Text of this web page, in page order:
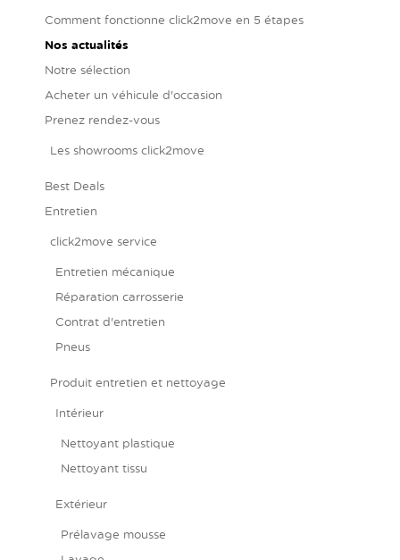
Comment fonctionne click2move en 5 étapes
Nos actualités
Notre sélection
Acheter un véhicule d'occasion
Prenez rendez-vous
Les showrooms click2move
Best Deals
Entretien
click2move service
Entretien mécanique
Réparation carrosserie
Contrat d'entretien
Pneus
Produit entretien et nettoyage
Intérieur
Nettoyant plastique
Nettoyant tissu
Extérieur
Prélavage mousse